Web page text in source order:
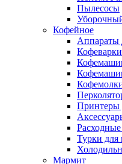
Пылесосы
Кофейное
Аппараты
Принтеры
Турки для
Мармит